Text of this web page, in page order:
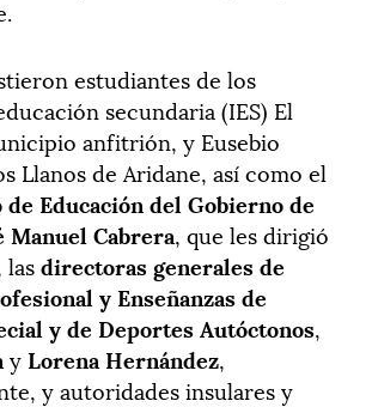
estudiantes de los
secundaria (IES) El
anfitrión, y Eusebio
Llanos de Aridane, así como el
Educación del Gobierno de
Manuel Cabrera, que les dirigió
lasdirectoras generales de
y Enseñanzas de
y de Deportes Autóctonos,
yLorena Hernández,
y autoridades insulares y